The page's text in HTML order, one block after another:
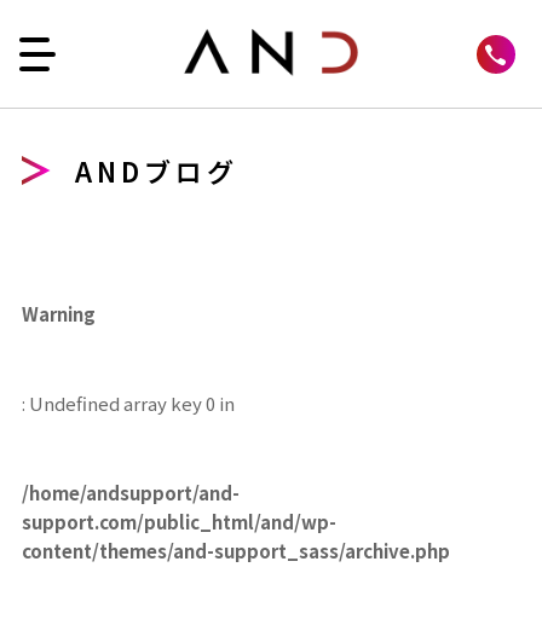
ANDブログ
Warning
: Undefined array key 0 in
/home/andsupport/and-
support.com/public_html/and/wp-
content/themes/and-support_sass/archive.php